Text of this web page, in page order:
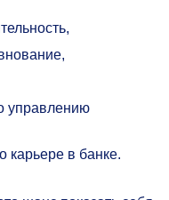
управлению
карьере в банке.